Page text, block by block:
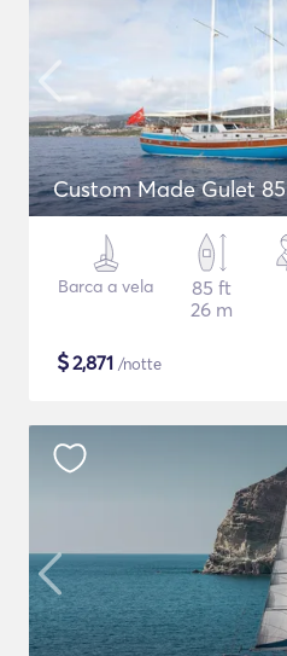
Custom Made Gulet 85
Barca a vela
85 ft
26 m
$2,871 /notte